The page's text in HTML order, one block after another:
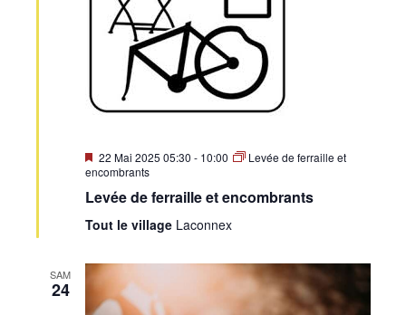
Mis
en
22 Mai 2025 05:30 - 10:00
Levée de ferraille et
encombrants
Levée de ferraille et encombrants
Tout le village Laconnex
SAM
24